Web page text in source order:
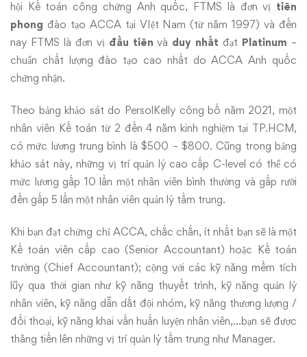
hội Kế toán công chứng Anh quốc, FTMS là đơn vị tiên
phong đào tạo ACCA tại VIệt Nam (từ năm 1997) và đến
nay FTMS là đơn vị đầu tiên và duy nhất đạt Platinum –
chuẩn chất lượng đào tạo cao nhất do ACCA Anh quốc
chứng nhận.
Theo bảng khảo sát do PersolKelly công bố năm 2021, một
nhân viên Kế toán từ 2 đến 4 năm kinh nghiệm tại TP.HCM,
có mức lương trung bình là $500 – $800. Cũng trong bảng
khảo sát này, những vị trí quản lý cao cấp C-level có thể có
mức lương gấp 10 lần một nhân viên bình thường và gấp rưỡi
đến gấp 5 lần một nhân viên quản lý tầm trung.
Khi bạn đạt chứng chỉ ACCA, chắc chắn, ít nhất bạn sẽ là một
Kế toán viên cấp cao (Senior Accountant) hoặc Kế toán
trưởng (Chief Accountant); cộng với các kỹ năng mềm tích
lũy qua thời gian như kỹ năng thuyết trình, kỹ năng quản lý
nhân viên, kỹ năng dẫn dắt đội nhóm, kỹ năng thương lượng /
đối thoại, kỹ năng khai vấn huấn luyện nhân viên,…bạn sẽ được
thăng tiến lên những vị trí quản lý tầm trung như Manager.